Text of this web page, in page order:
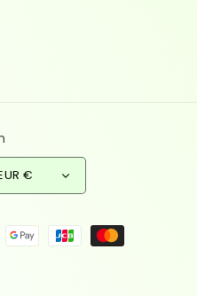
France | EUR €